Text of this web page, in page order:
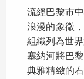
流經巴黎市
浪漫的象徵
組織列為世界
塞納河將巴
典雅精緻的